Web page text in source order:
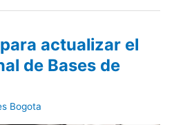
actualizar el
de Bases de
Bogota